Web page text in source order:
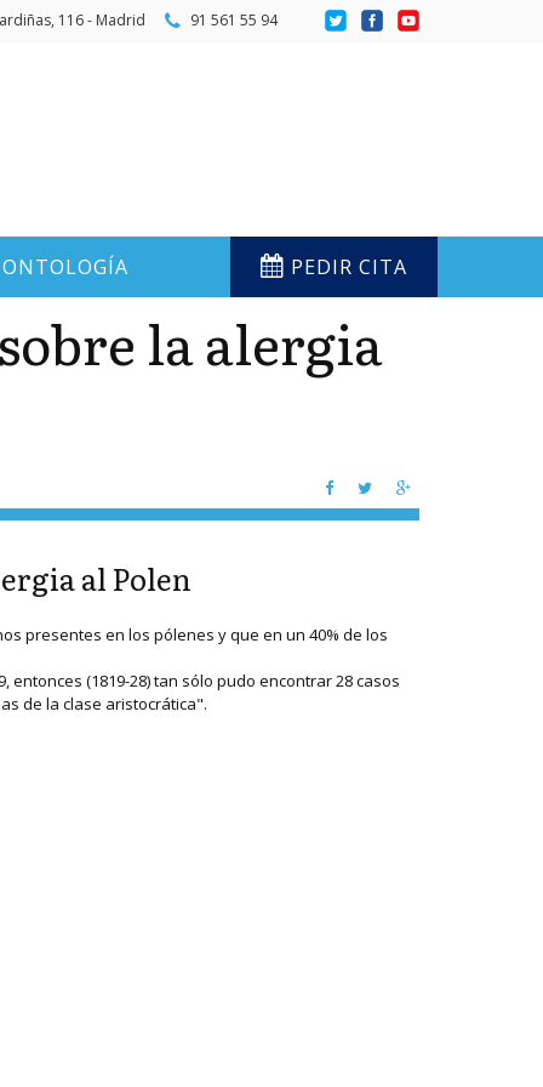
116 - Madrid 91 561 55 94
PEDIR CITA
la alergia
al Polen
presentes en los pólenes y que en un 40% de los
entonces (1819-28) tan sólo pudo encontrar 28 casos
de la clase aristocrática".